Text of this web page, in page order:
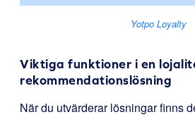
Yotpo Loyalty
Viktiga funktioner i en
rekommendationslösning
När du utvärderar lösningar finns